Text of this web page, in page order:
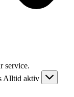
service.
Alltid aktiv